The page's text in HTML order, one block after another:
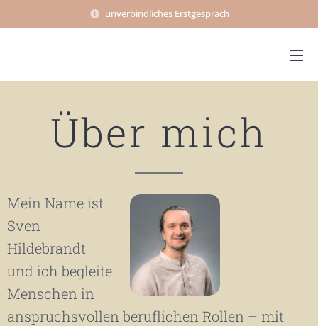
unverbindliches Erstgespräch
Über mich
Mein Name ist
Sven
Hildebrandt
und ich begleite
Menschen in
anspruchsvollen beruflichen Rollen – mit